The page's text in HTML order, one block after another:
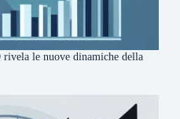
le nuove dinamiche della